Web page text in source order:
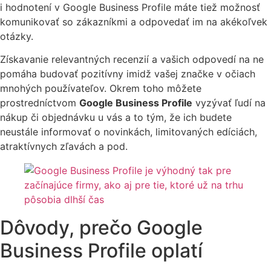
i hodnotení v Google Business Profile máte tiež možnosť
komunikovať so zákazníkmi a odpovedať im na akékoľvek
otázky.
Získavanie relevantných recenzií a vašich odpovedí na ne
pomáha budovať pozitívny imidž vašej značke v očiach
mnohých používateľov. Okrem toho môžete
prostredníctvom Google Business Profile vyzývať ľudí na
nákup či objednávku u vás a to tým, že ich budete
neustále informovať o novinkách, limitovaných edíciách,
atraktívnych zľavách a pod.
Dôvody, prečo Google
Business Profile oplatí